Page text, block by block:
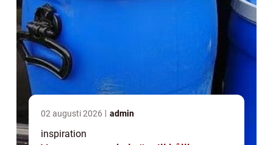
02 augusti 2026 admin
inspiration